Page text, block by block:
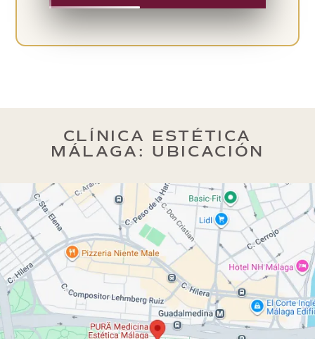
CLÍNICA ESTÉTICA
MÁLAGA: UBICACIÓN